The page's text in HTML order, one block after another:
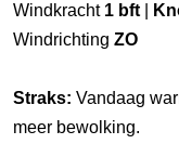
Windkracht 1 bft
Windrichting ZO
Straks: Vandaag
meer bewolking.